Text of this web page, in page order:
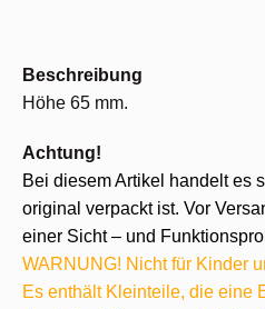
Beschreibung
Höhe 65 mm.
Achtung!
Bei diesem Artikel handelt es
original verpackt ist. Vor
einer Sicht – und
WARNUNG! Nicht für Kinder
Es enthält Kleinteile, die eine